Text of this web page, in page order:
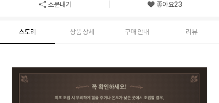
소문내기 좋아요23
스토리 상품 상세 구매 안내 리뷰